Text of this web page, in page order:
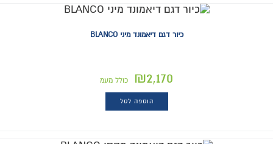
כיור דגם דיאמונד מיני BLANCO
₪2,170 כולל מעמ
הוספה לסל